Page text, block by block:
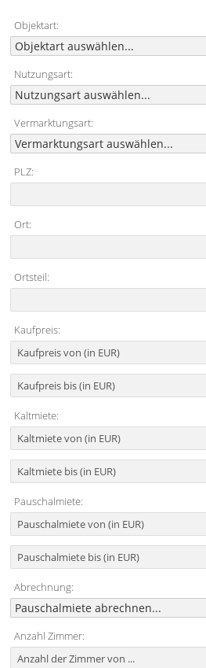
Objektart:
Nutzungsart:
Vermarktungsart:
PLZ:
Ort:
Ortsteil:
Kaufpreis:
Kaltmiete:
Pauschalmiete:
Abrechnung:
Anzahl Zimmer: